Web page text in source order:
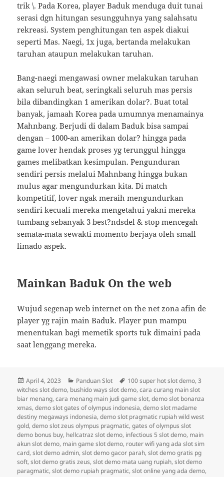
trik \. Pada Korea, player Baduk menduga duit tunai
serasi dgn hitungan sesungguhnya yang salahsatu
rekreasi. System penghitungan ten aspek diakui
seperti Mas. Naegi, 1x juga, bertanda melakukan
taruhan ataupun melakukan taruhan.
Bang-naegi mengawasi owner melakukan taruhan
akan seluruh beat, seringkali seluruh mas persis
bila dibandingkan 1 amerikan dolar?. Buat total
banyak, jamaah Korea pada umumnya menamainya
Mahnbang. Berjudi di dalam Baduk bisa sampai
dengan – 1000-an amerikan dolar? hingga pada
game lover hendak proses yg terunggul hingga
games melibatkan kesimpulan. Pengunduran
sendiri persis melalui Mahnbang hingga bukan
mulus agar mengundurkan kita. Di match
kompetitif, lover ngak meraih mengundurkan
sendiri kecuali mereka mengetahui yakni mereka
tumbang sebanyak 3 best?ndsdel & stop mencegah
semata-mata sewakti momento berjaya oleh small
limado aspek.
Mainkan Baduk On the web
Wujud segenap web internet on the net zona afin de
player yg rajin main Baduk. Player pun mampu
menentukan bagi memetik sports tuk dimaini pada
saat lenggang mereka.
Diposkan
pada
April 4, 2023 Kategori
Panduan Slot Tag
100 super hot slot demo,3
witches slot demo, bushido ways slot demo,cara curang main slot
biar menang,cara menang main judi game slot,demo slot bonanza
xmas,demo slot gates of olympus indonesia,demo slot madame
destiny megaways indonesia,demo slot pragmatic rupiah wild west
gold,demo slot zeus olympus pragmatic,gates of olympus slot
demo bonus buy, hellcatraz slot demo, infectious 5 slot demo, main
akun slot demo, main game slot demo, router wifi yang ada slot sim
card,slot demo admin,slot demo gacor parah,slot demo gratis pg
soft,slot demo gratis zeus,slot demo mata uang rupiah,slot demo
paragmatic,slot demo rupiah pragmatic,slot online yang ada demo,